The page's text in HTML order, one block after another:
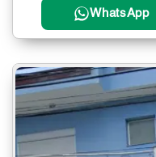
WhatsApp